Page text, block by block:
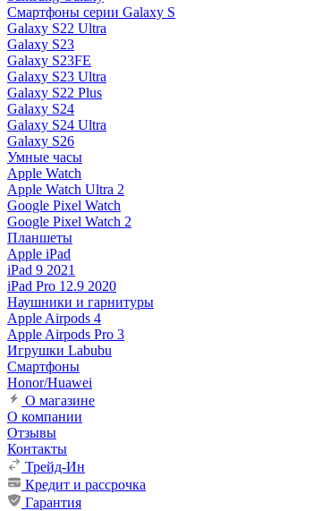
Смартфоны серии Galaxy S
Galaxy S22 Ultra
Galaxy S23
Galaxy S23FE
Galaxy S23 Ultra
Galaxy S22 Plus
Galaxy S24
Galaxy S24 Ultra
Galaxy S26
Умные часы
Apple Watch
Apple Watch Ultra 2
Google Pixel Watch
Google Pixel Watch 2
Планшеты
Apple iPad
iPad 9 2021
iPad Pro 12.9 2020
Наушники и гарнитуры
Apple Airpods 4
Apple Airpods Pro 3
Игрушки Labubu
Смартфоны
Honor/Huawei
О магазине
О компании
Отзывы
Контакты
Трейд-Ин
Кредит и рассрочка
Гарантия